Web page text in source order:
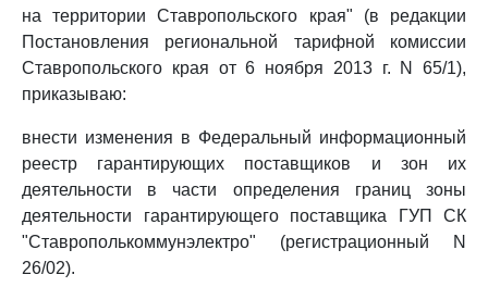
на территории Ставропольского края" (в редакции
Постановления региональной тарифной комиссии
Ставропольского края от 6 ноября 2013 г. N 65/1),
приказываю:
внести изменения в Федеральный информационный
реестр гарантирующих поставщиков и зон их
деятельности в части определения границ зоны
деятельности гарантирующего поставщика ГУП СК
"Ставрополькоммунэлектро" (регистрационный N
26/02).